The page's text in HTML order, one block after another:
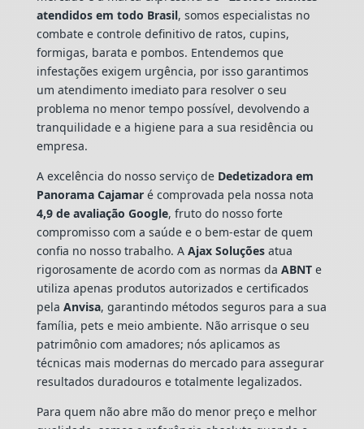
atendidos em todo Brasil, somos especialistas no
combate e controle definitivo de ratos, cupins,
formigas, barata e pombos. Entendemos que
infestações exigem urgência, por isso garantimos
um atendimento imediato para resolver o seu
problema no menor tempo possível, devolvendo a
tranquilidade e a higiene para a sua residência ou
empresa.
A excelência do nosso serviço de Dedetizadora em
Panorama Cajamaré comprovada pela nossa nota
4,9 de avaliação Google, fruto do nosso forte
compromisso com a saúde e o bem-estar de quem
confia no nosso trabalho. A Ajax Soluçõesatua
rigorosamente de acordo com as normas da ABNTe
utiliza apenas produtos autorizados e certificados
pela Anvisa, garantindo métodos seguros para a sua
família, pets e meio ambiente. Não arrisque o seu
patrimônio com amadores; nós aplicamos as
técnicas mais modernas do mercado para assegurar
resultados duradouros e totalmente legalizados.
Para quem não abre mão do menor preço e melhor